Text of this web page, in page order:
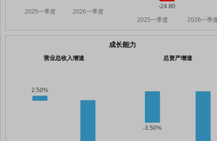
成长能力
营业总收入增速 总资产增速